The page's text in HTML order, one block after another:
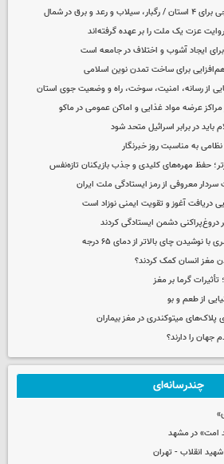
و برق در شمال
عزت یک ملت را بر عهده گرفته‌اند
برای ایجاد آشوب و اختلاف در جامعه است
هم‌افزایی برای ساخت تمدن نوین اسلامی
از رسانه، امنیت، سوخت، راه و وضعیت جوی استان
عرضه مواد غذایی و اماکن عمومی در ماکو
باید در برابر اسرائیل متحد شود
به مناسبت روز خبرنگار
حفظ مهره‌های کلیدی و جذب بازیکنان تازه‌نفس
سردار معروفی از رمز ایستادگی ملت ایران
دریافت آغوز و تقویت ایمنی نوزاد است
دروغ‌پراکنی دشمن ایستادگی کردند
چای بالاتر از دمای ۶۵ درجه
مغز انسان کمک کردند؟
گرما بر مغز
از طعم و بو
پلاک‌های میتوکندری در مغز بیماران
جهان را دارند؟
چندرسانه‌ای
امت» در مشهد
انقلاب - تهران